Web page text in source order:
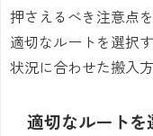
押さえるべき注意点
適切なルートを選択
状況に合わせた搬入
適切なルートを